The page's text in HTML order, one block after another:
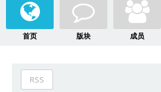
首页 版块 成员
RSS